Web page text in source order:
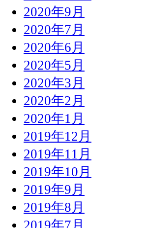
2020年9月
2020年7月
2020年6月
2020年5月
2020年3月
2020年2月
2020年1月
2019年12月
2019年11月
2019年10月
2019年9月
2019年8月
2019年7月